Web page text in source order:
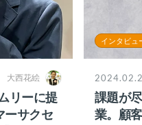
大西花絵
リーに提
ーサクセ
インタビュ
課題が
業。顧